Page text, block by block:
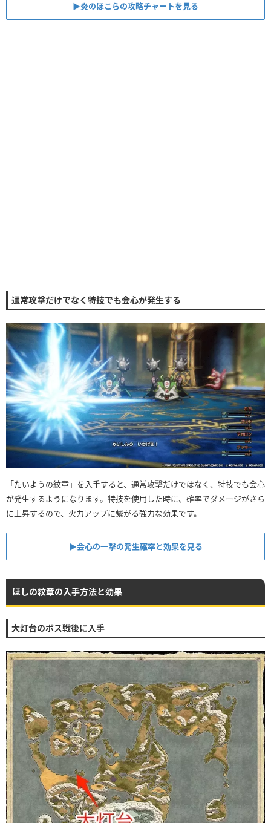
▶︎炎のほこらの攻略チャートを見る
通常攻撃だけでなく特技でも会心が発生する
「たいようの紋章」を入手すると、通常攻撃だけではなく、特技でも会心
が発生するようになります。特技を使用した時に、確率でダメージがさら
に上昇するので、火力アップに繋がる強力な効果です。
▶︎会心の一撃の発生確率と効果を見る
ほしの紋章の入手方法と効果
大灯台のボス戦後に入手